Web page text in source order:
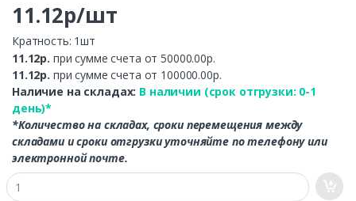
11.12р/шт
Кратность: 1шт
11.12р. при сумме счета от 50000.00р.
11.12р. при сумме счета от 100000.00р.
Наличие на складах: В наличии (срок отгрузки: 0-1
день)*
*Количество на складах, сроки перемещения между
складами и сроки отгрузки уточняйте по телефону или
электронной почте.